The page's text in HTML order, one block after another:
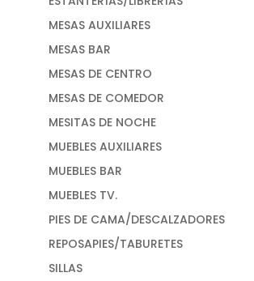
MESAS AUXILIARES
MESAS BAR
MESAS DE CENTRO
MESAS DE COMEDOR
MESITAS DE NOCHE
MUEBLES AUXILIARES
MUEBLES BAR
MUEBLES TV.
PIES DE CAMA/DESCALZADORES
REPOSAPIES/TABURETES
SILLAS